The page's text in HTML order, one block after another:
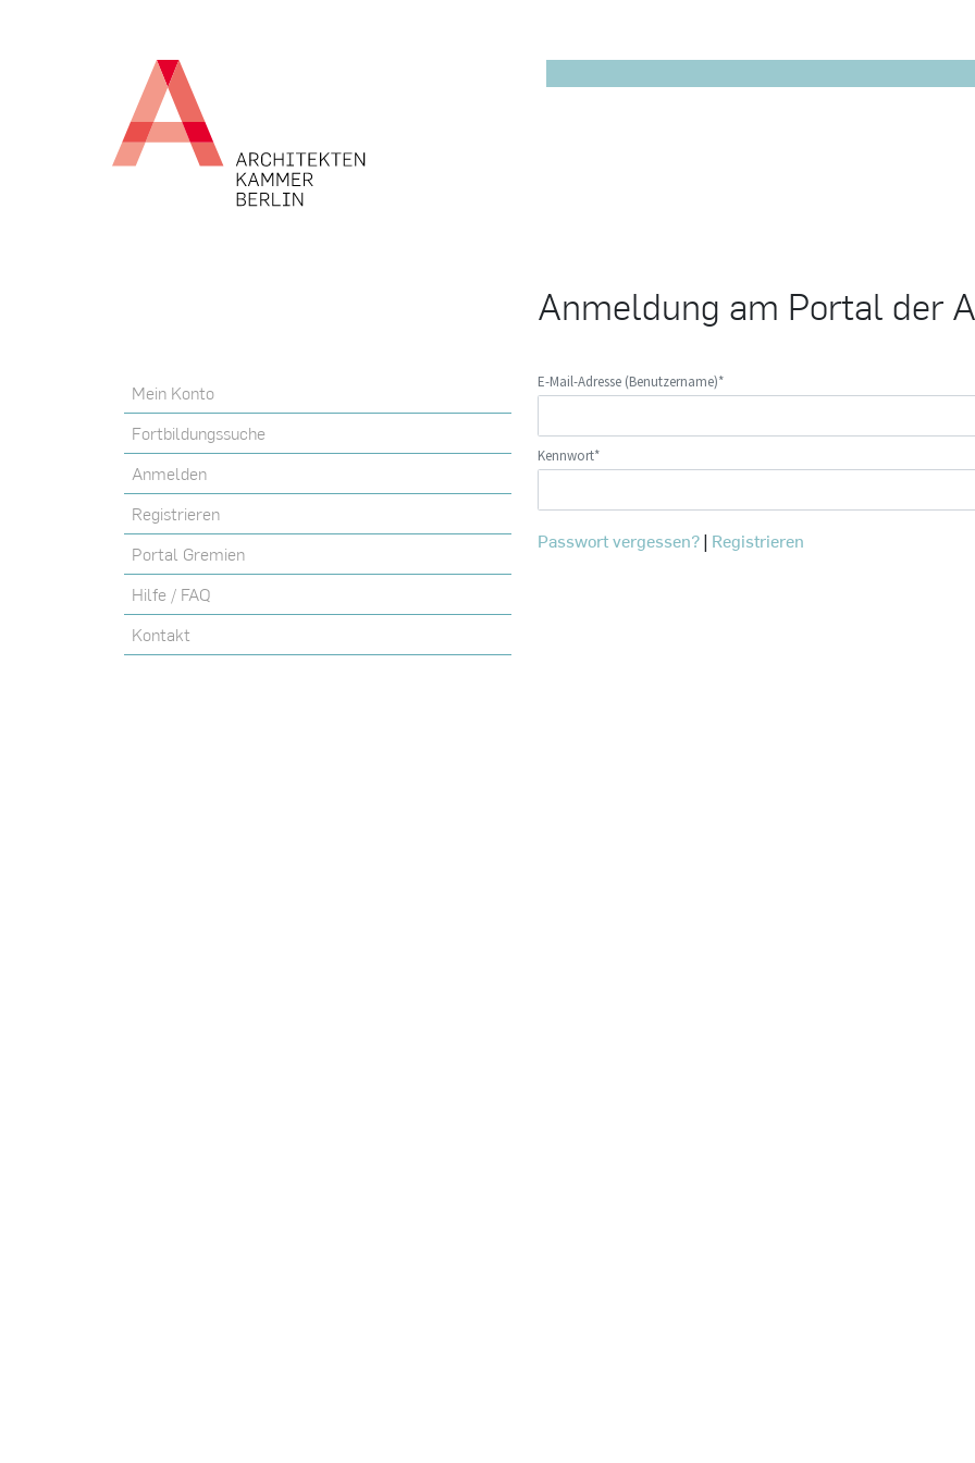
Mein Konto
Fortbildungssuche
Anmelden
Registrieren
Portal Gremien
Hilfe / FAQ
Kontakt
Anmeldung am Portal der
E-Mail-Adresse (Benutzername)*
Kennwort*
Passwort vergessen? | Registrieren